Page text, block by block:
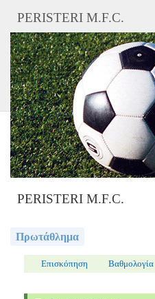
PERISTERI M.F.C.
PERISTERI M.F.C.
Πρωτάθλημα
Επισκόπηση Βαθμολογία